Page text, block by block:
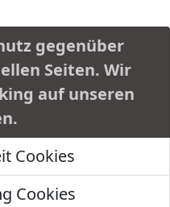
gegenüber
Seiten. Wir
auf unseren
Cookies
Cookies